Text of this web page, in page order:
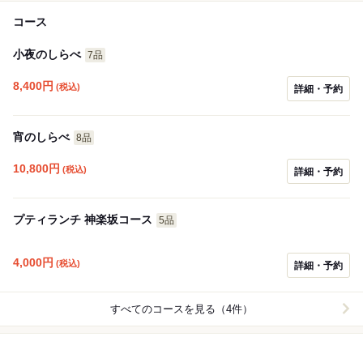
コース
小夜のしらべ 7品
8,400円 (税込) 詳細・予約
宵のしらべ 8品
10,800円 (税込) 詳細・予約
プティランチ 神楽坂コース 5品
4,000円 (税込) 詳細・予約
すべてのコースを見る（4件）